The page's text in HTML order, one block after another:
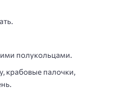
полукольцами.
крабовые палочки,